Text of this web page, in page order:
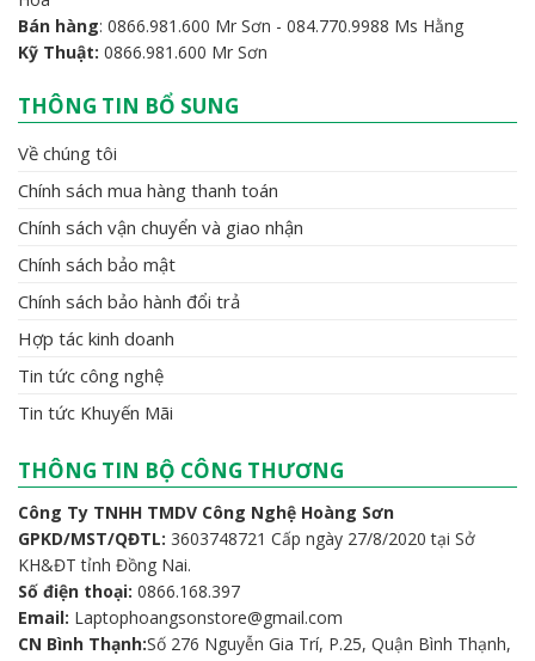
Bán hàng: 0866.981.600 Mr Sơn - 084.770.9988 Ms Hằng
Kỹ Thuật: 0866.981.600 Mr Sơn
THÔNG TIN BỔ SUNG
Về chúng tôi
Chính sách mua hàng thanh toán
Chính sách vận chuyển và giao nhận
Chính sách bảo mật
Chính sách bảo hành đổi trả
Hợp tác kinh doanh
Tin tức công nghệ
Tin tức Khuyến Mãi
THÔNG TIN BỘ CÔNG THƯƠNG
Công Ty TNHH TMDV Công Nghệ Hoàng Sơn
GPKD/MST/QĐTL: 3603748721 Cấp ngày 27/8/2020 tại Sở
KH&ĐT tỉnh Đồng Nai.
Số điện thoại: 0866.168.397
Email: Laptophoangsonstore@gmail.com
CN Bình Thạnh:Số 276 Nguyễn Gia Trí, P.25, Quận Bình Thạnh,